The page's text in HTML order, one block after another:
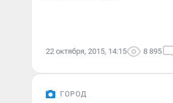
22 октября, 2015, 14:15 8 895
ГОРОД